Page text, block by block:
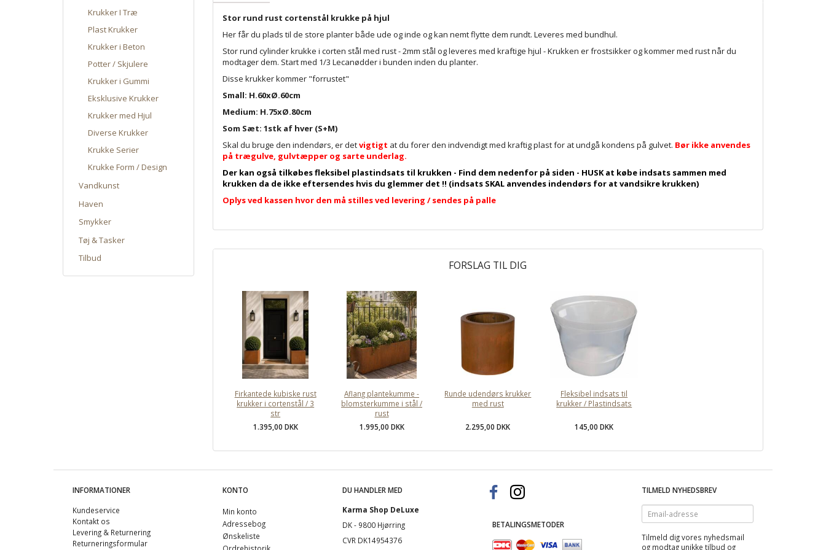
Krukker I Træ
Plast Krukker
Krukker i Beton
Potter / Skjulere
Krukker i Gummi
Eksklusive Krukker
Krukker med Hjul
Diverse Krukker
Krukke Serier
Krukke Form / Design
Vandkunst
Haven
Smykker
Tøj & Tasker
Tilbud
Stor rund rust cortenstål krukke på hjul
Her får du plads til de store planter både ude og inde og kan nemt flytte dem rundt. Leveres med bundhul.
Stor rund cylinder krukke i corten stål med rust - 2mm stål og leveres med kraftige hjul - Krukken er frostsikker og kommer med rust når du
modtager dem. Start med 1/3 Lecanødder i bunden inden du planter.
Disse krukker kommer "forrustet"
Small: H.60xØ.60cm
Medium: H.75xØ.80cm
Som Sæt: 1stk af hver (S+M)
Skal du bruge den indendørs, er detvigtigt at du forer den indvendigt med kraftig plast for at undgå kondens på gulvet. Bør ikke anvendes
på trægulve, gulvtæpper og sarte underlag.
Der kan også tilkøbes fleksibel plastindsats til krukken - Find dem nedenfor på siden - HUSK at købe indsats sammen med
krukken da de ikke eftersendes hvis du glemmer det !! (indsats SKAL anvendes indendørs for at vandsikre krukken)
Oplys ved kassen hvor den må stilles ved levering / sendes på palle
FORSLAG TIL DIG
Firkantede kubiske rust
krukker i cortenstål / 3
str
1.395,00 DKK
Aflang plantekumme -
blomsterkumme i stål /
rust
1.995,00 DKK
Runde udendørs krukker
med rust
2.295,00 DKK
Fleksibel indsats til
krukker / Plastindsats
145,00 DKK
INFORMATIONER
Kundeservice
Kontakt os
Levering & Returnering
Returneringsformular
KONTO
Min konto
Adressebog
Ønskeliste
Ordrehistorik
DU HANDLER MED
Karma Shop DeLuxe
DK - 9800 Hjørring
CVR DK14954376
BETALINGSMETODER
TILMELD NYHEDSBREV
Email-
adresse
Tilmeld dig vores nyhedsmail
og modtag unikke tilbud og